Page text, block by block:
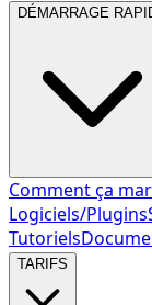
DÉMARRAGE
Comment ça
Logiciels/Plugins
Tutoriels
TARIFS